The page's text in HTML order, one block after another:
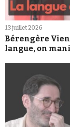
13 juillet 2026
Bérengère
langue, on